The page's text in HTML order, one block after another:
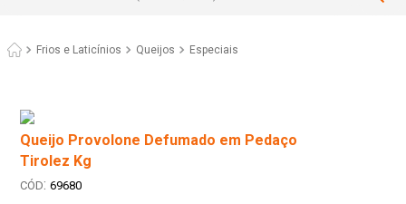
Frios e Laticínios Queijos Especiais
Queijo Provolone Defumado em Pedaço
Tirolez Kg
: 69680